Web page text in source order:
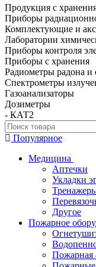
Продукция с
Приборы
Комплектующие и
Лаборатории
Приборы контроля
Приборы с хранения
Радиометры радона
Спектрометры
Газоанализаторы
Дозиметры
- КАТ2
Популярное
Медицина
Аптечки
Укладки
Другое
Пожарное
Пожарная